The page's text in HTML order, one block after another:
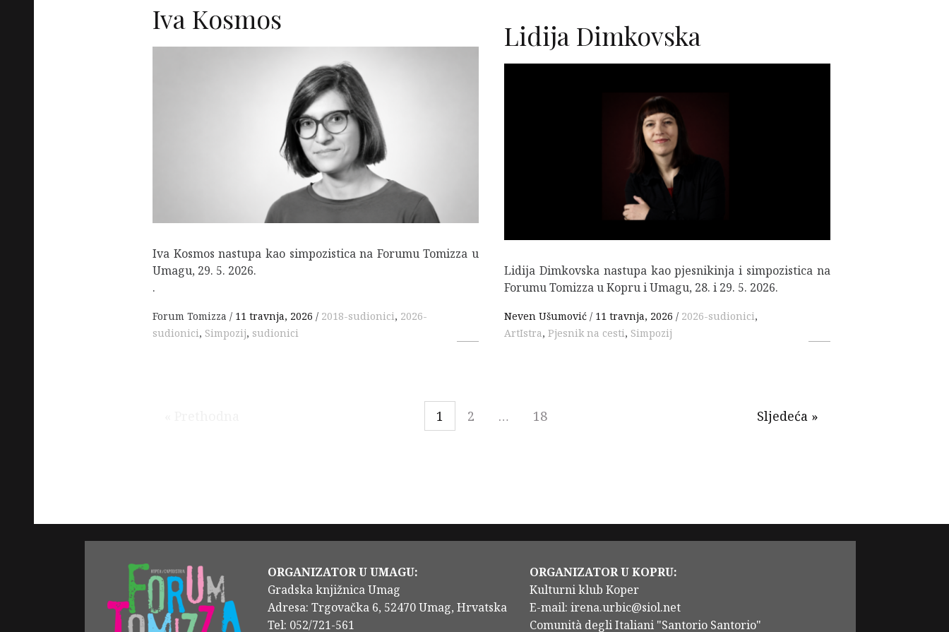
Iva Kosmos
F
Iva Kosmos nastupa kao simpozistica na Forumu Tomizza u
Umagu, 29. 5. 2026.
.
Forum Tomizza 11 travnja, 2026 2018-sudionici, 2026-
sudionici, Simpozij, sudionici
Lidija Dimkovska
F
Lidija Dimkovska nastupa kao pjesnikinja i simpozistica na
Forumu Tomizza u Kopru i Umagu, 28. i 29. 5. 2026.
Neven Ušumović 11 travnja, 2026 2026-sudionici,
ArtIstra, Pjesnik na cesti, Simpozij
1 2 … 18 Sljedeća »
ORGANIZATOR U UMAGU:
Gradska knjižnica Umag
Adresa: Trgovačka 6, 52470 Umag, Hrvatska
Tel: 052/721-561
ORGANIZATOR U KOPRU:
Kulturni klub Koper
E-mail: irena.urbic@siol.net
Comunità degli Italiani "Santorio Santorio"